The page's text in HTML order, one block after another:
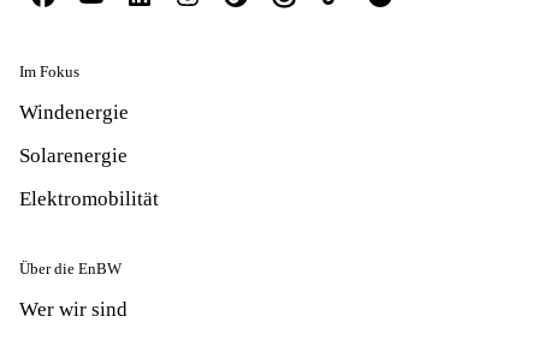
Im Fokus
Windenergie
Solarenergie
Elektromobilität
Über die EnBW
Wer wir sind